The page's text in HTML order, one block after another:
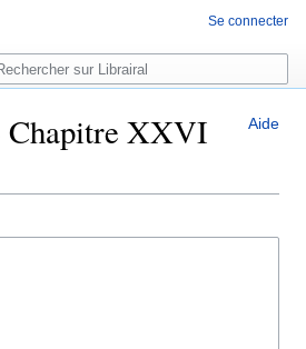
Aide
Chapitre XXVI
Se connecter